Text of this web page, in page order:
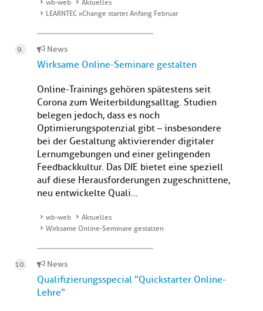
wb-web
Aktuelles
LEARNTEC xChange startet Anfang Februar
News
Wirksame Online-Seminare gestalten
Online-Trainings gehören spätestens seit
Corona zum Weiterbildungsalltag. Studien
belegen jedoch, dass es noch
Optimierungspotenzial gibt – insbesondere
bei der Gestaltung aktivierender digitaler
Lernumgebungen und einer gelingenden
Feedbackkultur. Das DIE bietet eine speziell
auf diese Herausforderungen zugeschnittene,
neu entwickelte Quali...
wb-web
Aktuelles
Wirksame Online-Seminare gestalten
News
Qualifizierungsspecial "Quickstarter Online-
Lehre"